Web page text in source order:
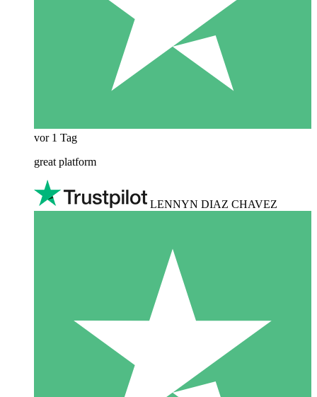
vor 1 Tag
great platform
LENNYN DIAZ CHAVEZ